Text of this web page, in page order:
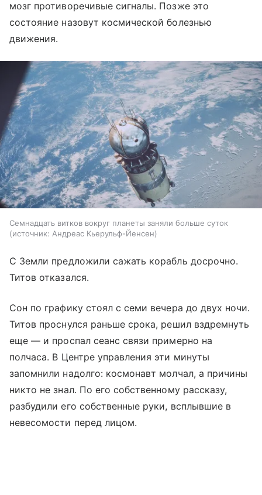
мозг противоречивые сигналы. Позже это
состояние назовут космической болезнью
движения.
Семнадцать витков вокруг планеты заняли больше суток
источник: Андреас Кьерульф-Йенсен
С Земли предложили сажать корабль досрочно.
Титов отказался.
Сон по графику стоял с семи вечера до двух ночи.
Титов проснулся раньше срока, решил вздремнуть
еще — и проспал сеанс связи примерно на
полчаса. В Центре управления эти минуты
запомнили надолго: космонавт молчал, а причины
никто не знал. По его собственному рассказу,
разбудили его собственные руки, всплывшие в
невесомости перед лицом.